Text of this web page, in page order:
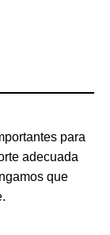
para
adecuada
que